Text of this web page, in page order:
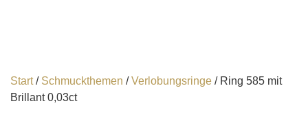
Start/ Schmuckthemen /Verlobungsringe / Ring 585 mit
Brillant 0,03ct